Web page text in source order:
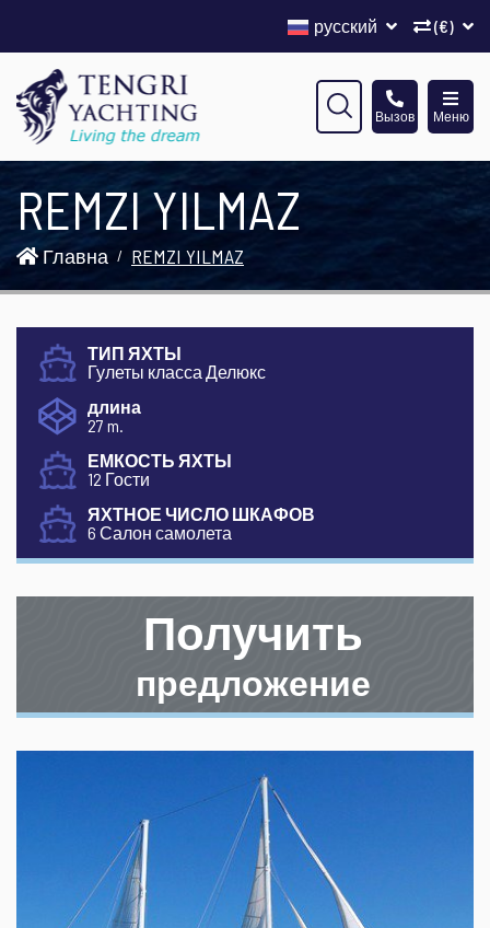
(€)
русский
Меню
Вызов
REMZI YILMAZ
Главна REMZI YILMAZ
ТИП ЯХТЫ
Гулеты класса Делюкс
длина
27 m.
ЕМКОСТЬ ЯХТЫ
12 Гости
ЯХТНОЕ ЧИСЛО ШКАФОВ
6 Салон самолета
Получить
предложение